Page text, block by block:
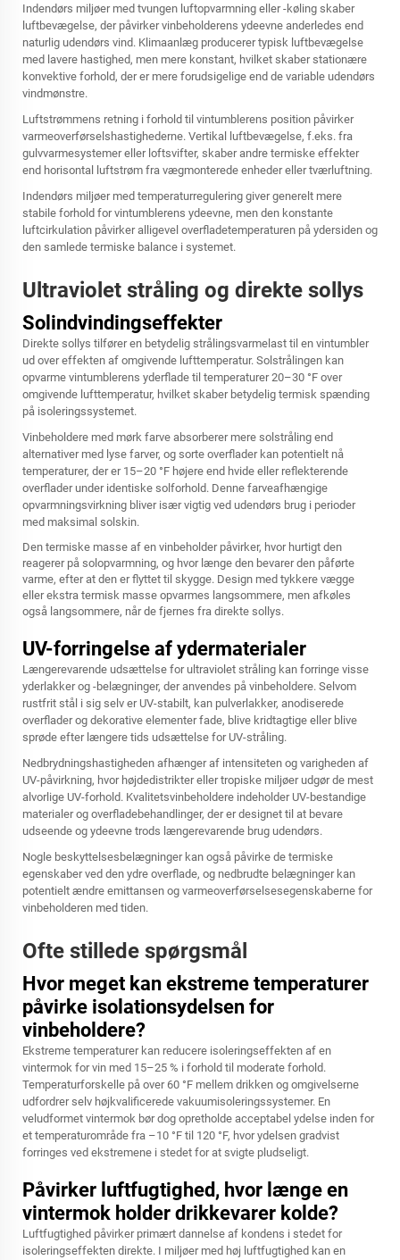
Indendørs miljøer med tvungen luftopvarmning eller -køling skaber
luftbevægelse, der påvirker vinbeholderens ydeevne anderledes end
naturlig udendørs vind. Klimaanlæg producerer typisk luftbevægelse
med lavere hastighed, men mere konstant, hvilket skaber stationære
konvektive forhold, der er mere forudsigelige end de variable udendørs
vindmønstre.
Luftstrømmens retning i forhold til vintumblerens position påvirker
varmeoverførselshastighederne. Vertikal luftbevægelse, f.eks. fra
gulvvarmesystemer eller loftsvifter, skaber andre termiske effekter
end horisontal luftstrøm fra vægmonterede enheder eller tværluftning.
Indendørs miljøer med temperaturregulering giver generelt mere
stabile forhold for vintumblerens ydeevne, men den konstante
luftcirkulation påvirker alligevel overfladetemperaturen på ydersiden og
den samlede termiske balance i systemet.
Ultraviolet stråling og direkte sollys
Solindvindingseffekter
Direkte sollys tilfører en betydelig strålingsvarmelast til en vintumbler
ud over effekten af omgivende lufttemperatur. Solstrålingen kan
opvarme vintumblerens yderflade til temperaturer 20–30 °F over
omgivende lufttemperatur, hvilket skaber betydelig termisk spænding
på isoleringssystemet.
Vinbeholdere med mørk farve absorberer mere solstråling end
alternativer med lyse farver, og sorte overflader kan potentielt nå
temperaturer, der er 15–20 °F højere end hvide eller reflekterende
overflader under identiske solforhold. Denne farveafhængige
opvarmningsvirkning bliver især vigtig ved udendørs brug i perioder
med maksimal solskin.
Den termiske masse af en vinbeholder påvirker, hvor hurtigt den
reagerer på solopvarmning, og hvor længe den bevarer den påførte
varme, efter at den er flyttet til skygge. Design med tykkere vægge
eller ekstra termisk masse opvarmes langsommere, men afkøles
også langsommere, når de fjernes fra direkte sollys.
UV-forringelse af ydermaterialer
Længerevarende udsættelse for ultraviolet stråling kan forringe visse
yderlakker og -belægninger, der anvendes på vinbeholdere. Selvom
rustfrit stål i sig selv er UV-stabilt, kan pulverlakker, anodiserede
overflader og dekorative elementer fade, blive kridtagtige eller blive
sprøde efter længere tids udsættelse for UV-stråling.
Nedbrydningshastigheden afhænger af intensiteten og varigheden af
UV-påvirkning, hvor højdedistrikter eller tropiske miljøer udgør de mest
alvorlige UV-forhold. Kvalitetsvinbeholdere indeholder UV-bestandige
materialer og overfladebehandlinger, der er designet til at bevare
udseende og ydeevne trods længerevarende brug udendørs.
Nogle beskyttelsesbelægninger kan også påvirke de termiske
egenskaber ved den ydre overflade, og nedbrudte belægninger kan
potentielt ændre emittansen og varmeoverførselsesegenskaberne for
vinbeholderen med tiden.
Ofte stillede spørgsmål
Hvor meget kan ekstreme temperaturer
påvirke isolationsydelsen for
vinbeholdere?
Ekstreme temperaturer kan reducere isoleringseffekten af en
vintermok for vin med 15–25 % i forhold til moderate forhold.
Temperaturforskelle på over 60 °F mellem drikken og omgivelserne
udfordrer selv højkvalificerede vakuumisoleringssystemer. En
veludformet vintermok bør dog opretholde acceptabel ydelse inden for
et temperaturområde fra –10 °F til 120 °F, hvor ydelsen gradvist
forringes ved ekstremene i stedet for at svigte pludseligt.
Påvirker luftfugtighed, hvor længe en
vintermok holder drikkevarer kolde?
Luftfugtighed påvirker primært dannelse af kondens i stedet for
isoleringseffekten direkte. I miljøer med høj luftfugtighed kan en